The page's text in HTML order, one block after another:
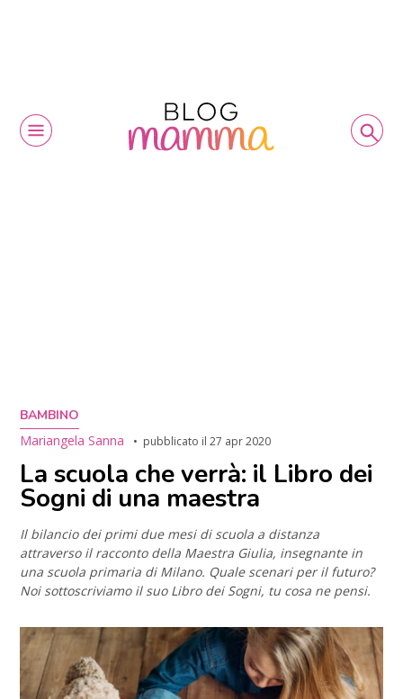
BAMBINO
Mariangela Sanna
pubblicato il27 apr 2020
La scuola che verrà: il Libro dei
Sogni di una maestra
Il bilancio dei primi due mesi di scuola a distanza
attraverso il racconto della Maestra Giulia, insegnante in
una scuola primaria di Milano. Quale scenari per il futuro?
Noi sottoscriviamo il suo Libro dei Sogni, tu cosa ne pensi.